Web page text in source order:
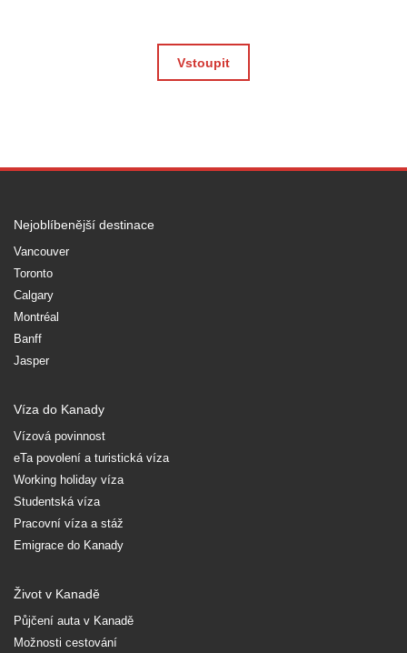
Vstoupit
Nejoblíbenější destinace
Vancouver
Toronto
Calgary
Montréal
Banff
Jasper
Víza do Kanady
Vízová povinnost
eTa povolení a turistická víza
Working holiday víza
Studentská víza
Pracovní víza a stáž
Emigrace do Kanady
Život v Kanadě
Půjčení auta v Kanadě
Možnosti cestování